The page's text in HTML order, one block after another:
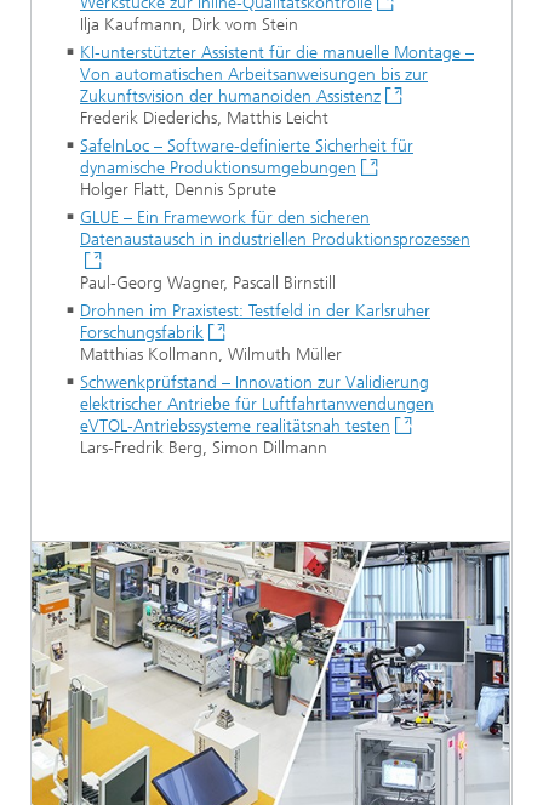
Ilja Kaufmann, Dirk vom Stein
KI-unterstützter Assistent für die manuelle Montage –
Von automatischen Arbeitsanweisungen bis zur
Zukunftsvision der humanoiden Assistenz
Frederik Diederichs, Matthis Leicht
SafeInLoc – Software-definierte Sicherheit für
dynamische Produktionsumgebungen
Holger Flatt, Dennis Sprute
GLUE – Ein Framework für den sicheren
Datenaustausch in industriellen Produktionsprozessen
Paul-Georg Wagner, Pascall Birnstill
Drohnen im Praxistest: Testfeld in der Karlsruher
Forschungsfabrik
Matthias Kollmann, Wilmuth Müller
Schwenkprüfstand – Innovation zur Validierung
elektrischer Antriebe für Luftfahrtanwendungen
eVTOL-Antriebssysteme realitätsnah testen
Lars-Fredrik Berg, Simon Dillmann